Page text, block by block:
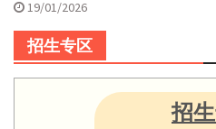
19/01/2026
招生专区
招